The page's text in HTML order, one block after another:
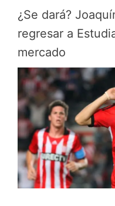
¿Se dará?
regresar a
mercado